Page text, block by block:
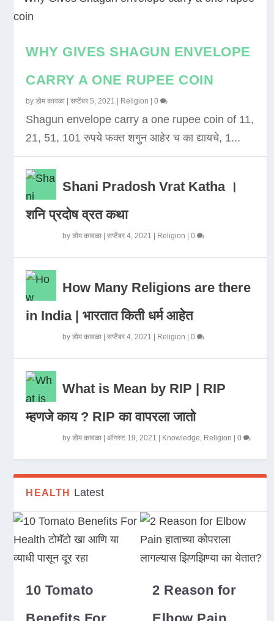
WHY GIVES SHAGUN ENVELOPE
CARRY A ONE RUPEE COIN
byडोम कावळा |सप्टेंबर 5, 2021 Religion |0
Shagun envelope carry a one rupee coin of 11,
21, 51, 101 रुपये फक्त शगुन आहेर च का द्यायचे, 1...
Shani Pradosh Vrat Katha ।
शनि प्रदोष व्रत कथा
byडोम कावळा |सप्टेंबर 4, 2021 Religion |0
How Many Religions are there
in India | भारतात किती धर्म आहेत
byडोम कावळा |सप्टेंबर 4, 2021 Religion |0
What is Mean by RIP | RIP
म्हणजे काय ? RIP का वापरला जातो
byडोम कावळा |ऑगस्ट 19, 2021 Knowledge, Religion |0
HEALTH Latest
10 Tomato
2 Reason for